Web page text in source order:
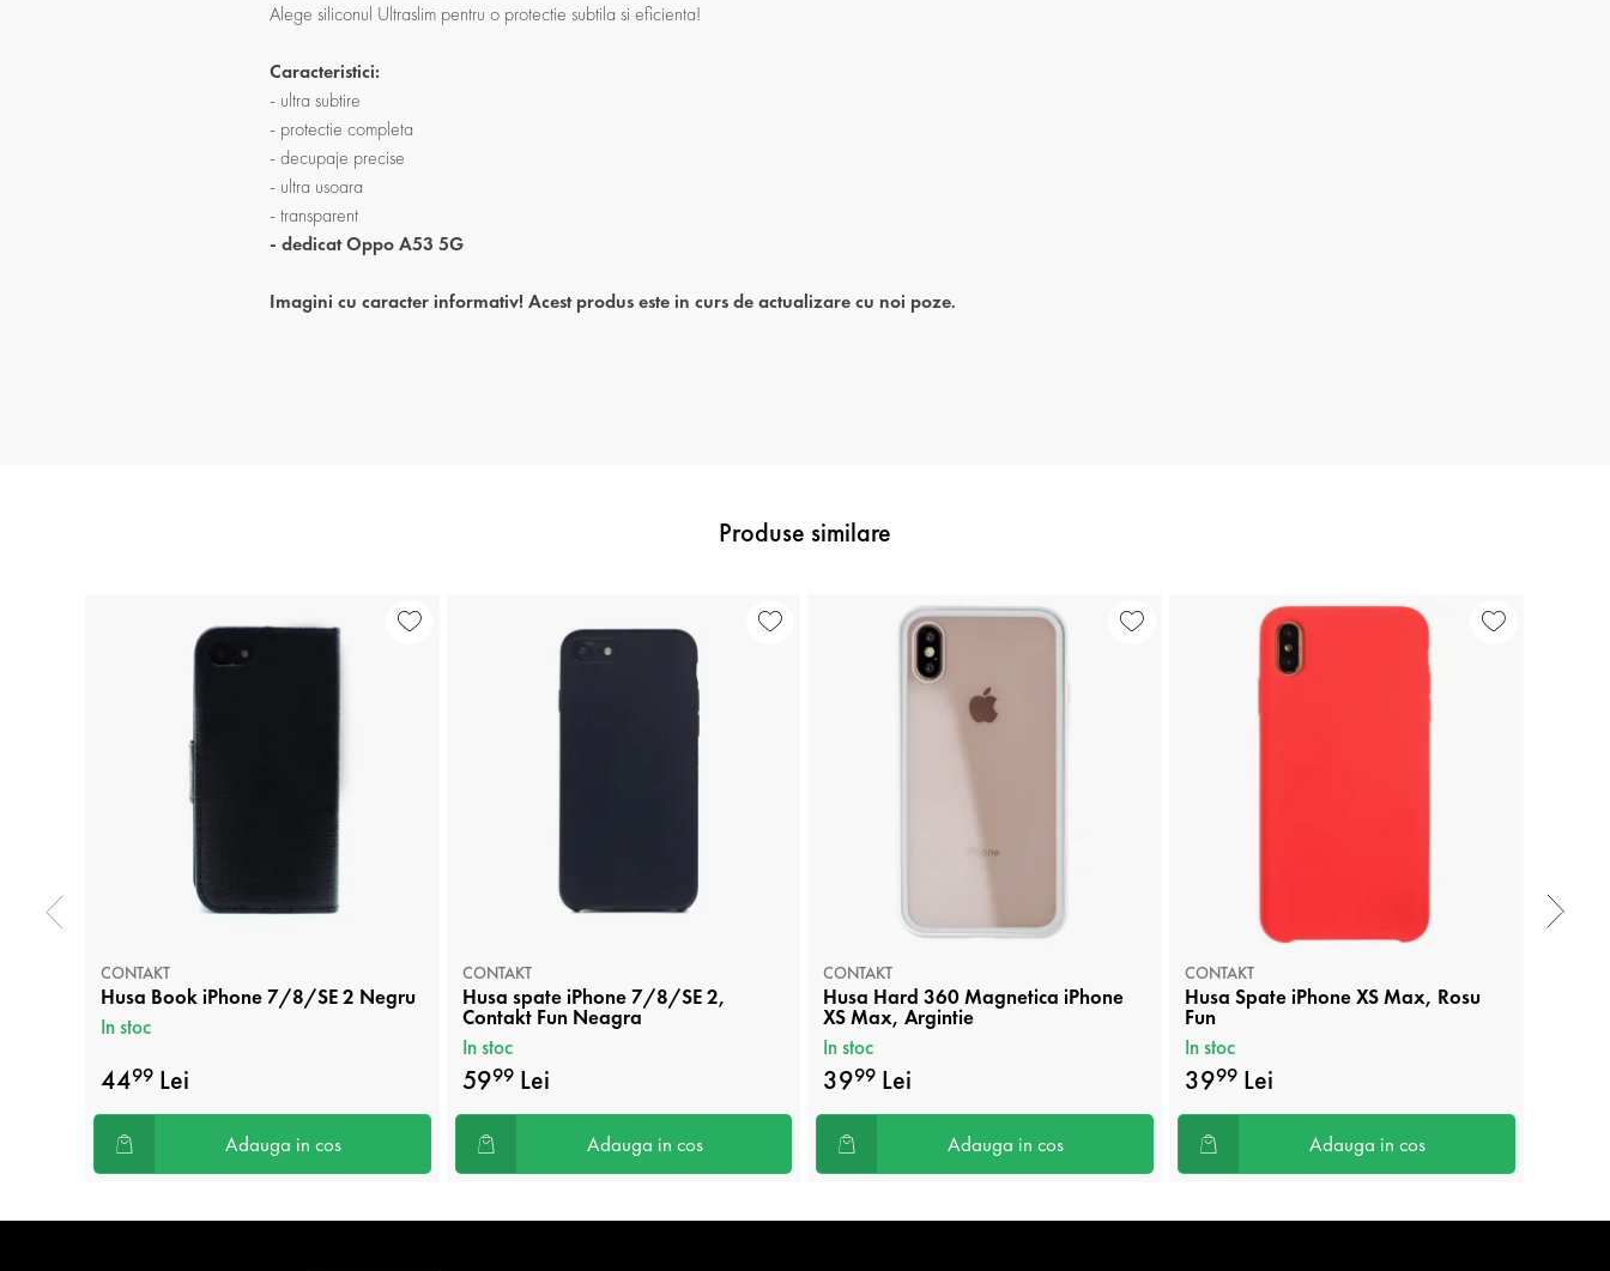
Alege siliconul Ultraslim pentru o protectie subtila si eficienta!
Caracteristici:
- ultra subtire
- protectie completa
- decupaje precise
- ultra usoara
- transparent
- dedicat Oppo A53 5G
Imagini cu caracter informativ! Acest produs este in curs de actualizare cu noi poze.
Produse similare
CONTAKT
Husa Book iPhone 7/8/SE 2 Negru
In stoc
4499 Lei
Adauga in cos
CONTAKT
Husa spate iPhone 7/8/SE 2,
Contakt Fun Neagra
In stoc
5999Lei
Adauga in cos
CONTAKT
Husa Hard 360 Magnetica iPhone
XS Max, Argintie
In stoc
3999 Lei
Adauga in cos
CONTAKT
Husa Spate iPhone XS Max, Rosu
Fun
In stoc
3999 Lei
Adauga in cos